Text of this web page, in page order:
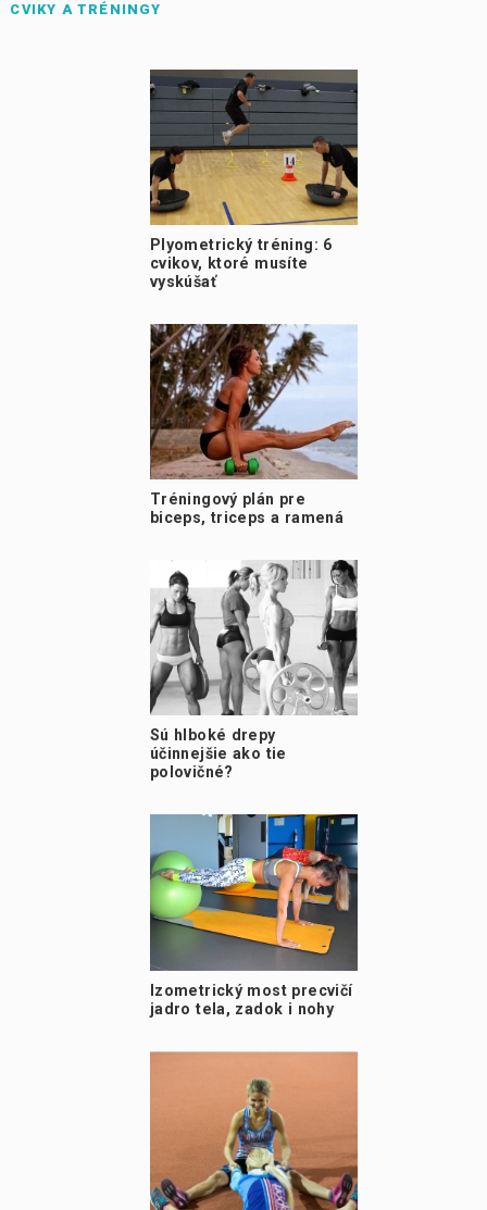
CVIKY A TRÉNINGY
Plyometrický tréning: 6
cvikov, ktoré musíte
vyskúšať
Tréningový plán pre
biceps, triceps a ramená
Sú hlboké drepy
účinnejšie ako tie
polovičné?
Izometrický most precvičí
jadro tela, zadok i nohy